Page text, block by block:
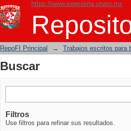
https://www.ingenieria.unam.mx
Buscar
RepoFI Principal → Trabajos escritos para
Buscar
Filtros
Use filtros para refinar sus resultados.